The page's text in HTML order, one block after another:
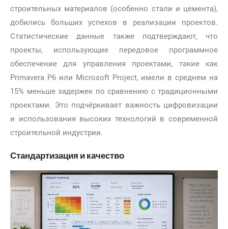
строительных материалов (особенно стали и цемента),
добились больших успехов в реализации проектов.
Статистические данные также подтверждают, что
проекты, использующие передовое программное
обеспечение для управления проектами, такие как
Primavera P6 или Microsoft Project, имели в среднем на
15% меньше задержек по сравнению с традиционными
проектами. Это подчёркивает важность цифровизации
и использования высоких технологий в современной
строительной индустрии.
Стандартизация и качество